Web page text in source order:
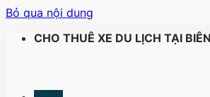
Bỏ qua nội dung
CHO THUÊ XE DU LỊCH TẠI